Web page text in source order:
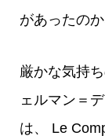
があったの
厳かな気持
ェルマン＝
は、 Le